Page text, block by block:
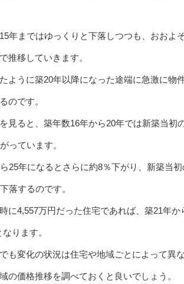
年まではゆっくりと下落しつつも、おおよ
推移していきます。
ように築20年以降になった途端に急激に物
のです。
見ると、築年数16年から20年では新築当初
っています。
25年になるとさらに約8％下がり、新築当初
落するのです。
に4,557万円だった住宅であれば、築21年か
ります。
も変化の状況は住宅や地域ごとによって異
の価格推移を調べておくと良いでしょう。